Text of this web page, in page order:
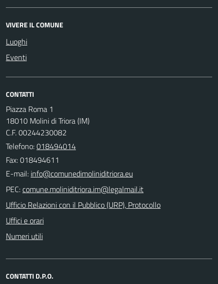
VIVERE IL COMUNE
Luoghi
Eventi
CONTATTI
Piazza Roma 1
18010 Molini di Triora (IM)
C.F. 00244230082
Telefono:018494014
Fax: 018494611
E-mail:
PEC:
Ufficio Relazioni con il Pubblico (URP), Protocollo
Uffici e orari
Numeri utili
CONTATTI D.P.O.